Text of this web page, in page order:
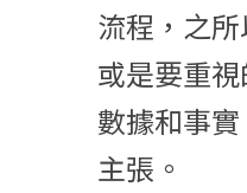
流程，之所
或是要重
數據和事
主張。